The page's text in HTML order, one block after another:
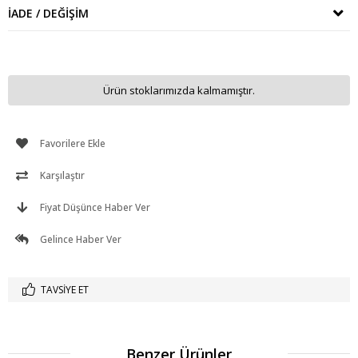
İADE / DEĞIŞIM
Ürün stoklarımızda kalmamıştır.
Favorilere Ekle
Karşılaştır
Fiyat Düşünce Haber Ver
Gelince Haber Ver
TAVSIYE ET